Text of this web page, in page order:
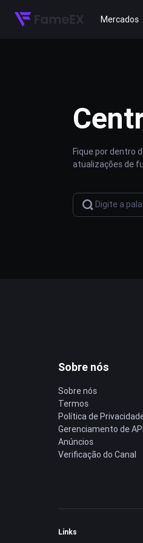
Mercados
Fique por dentro
atualizações de
Sobre nós
Sobre nós
Termos
Política de
Gerenciamento de API
Anúncios
Verificação do Canal
Links